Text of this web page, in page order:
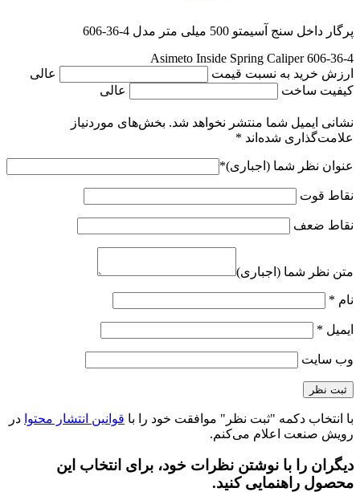
پرگار داخل سنج آسیمتو 500 میلی متر مدل 4-36-606
Asimeto Inside Spring Caliper 606-36-4
ارزش خرید به نسبت قیمت
عالی
کیفیت ساخت
عالی
نشانی ایمیل شما منتشر نخواهد شد. بخش‌های موردنیاز
علامت‌گذاری شده‌اند *
عنوان نظر شما (اجباری)*
نقاط قوت
نقاط ضعف
متن نظر شما (اجباری)
نام *
ایمیل *
وب‌ سایت
با انتخاب دکمه "ثبت نظر" موافقت خود را با قوانین انتشار محتوا در
رویش صنعت اعلام می‌کنم.
دیگران را با نوشتن نظرات خود، برای انتخاب این
محصول راهنمایی کنید.